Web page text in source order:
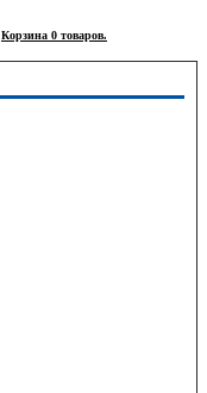
Корзина 0 товаров.